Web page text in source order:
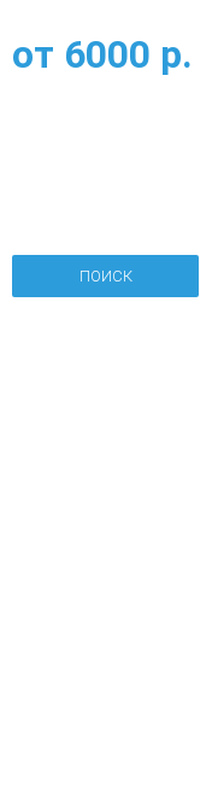
от 6000 р.
ПОИСК